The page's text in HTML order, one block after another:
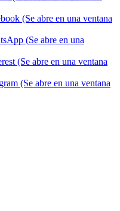
(Se abre en una ventana
(Se abre en una
(Se abre en una ventana
(Se abre en una ventana